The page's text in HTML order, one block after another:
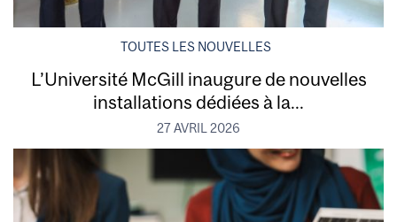
TOUTES LES NOUVELLES
L’Université McGill inaugure de nouvelles
installations dédiées à la...
27 AVRIL 2026